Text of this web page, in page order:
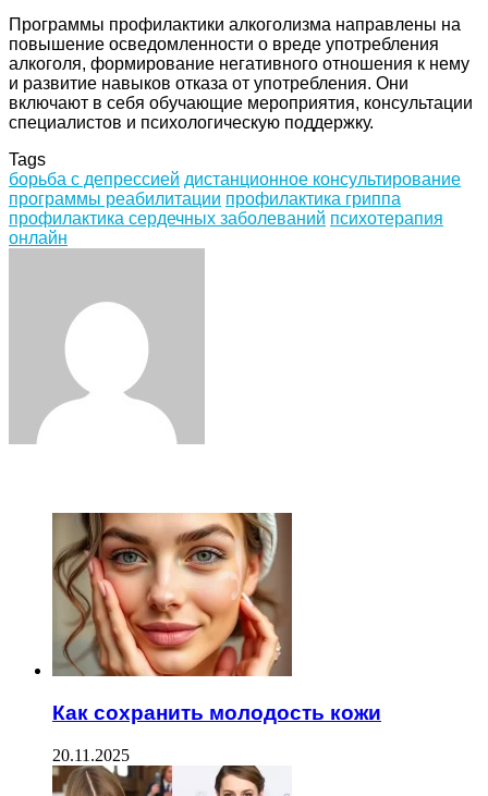
Программы профилактики алкоголизма направлены на
повышение осведомленности о вреде употребления
алкоголя, формирование негативного отношения к нему
и развитие навыков отказа от употребления. Они
включают в себя обучающие мероприятия, консультации
специалистов и психологическую поддержку.
Tags
борьба с депрессией дистанционное консультирование
программы реабилитации профилактика гриппа
профилактика сердечных заболеваний психотерапия
онлайн
Как сохранить молодость кожи
20.11.2025